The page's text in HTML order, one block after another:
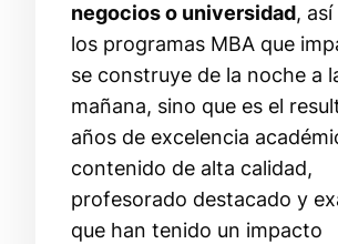
negocios o universidad,
los programas MBA que
se construye de la noche a
mañana, sino que es el
años de excelencia
contenido de alta calidad,
profesorado destacado y
que han tenido un impacto